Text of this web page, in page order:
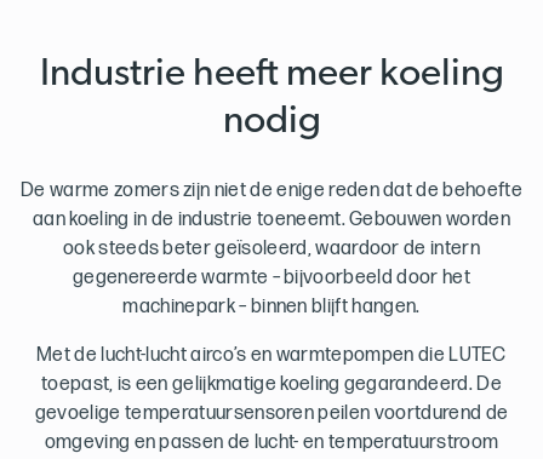
Industrie heeft meer koeling
nodig
De warme zomers zijn niet de enige reden dat de behoefte
aan koeling in de industrie toeneemt. Gebouwen worden
ook steeds beter geïsoleerd, waardoor de intern
gegenereerde warmte – bijvoorbeeld door het
machinepark – binnen blijft hangen.
Met de lucht-lucht airco’s en warmtepompen die LUTEC
toepast, is een gelijkmatige koeling gegarandeerd. De
gevoelige temperatuursensoren peilen voortdurend de
omgeving en passen de lucht- en temperatuurstroom